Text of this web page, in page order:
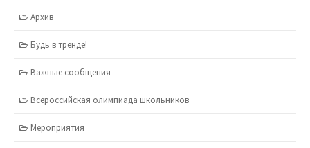
Архив
Будь в тренде!
Важные сообщения
Всероссийская олимпиада школьников
Мероприятия